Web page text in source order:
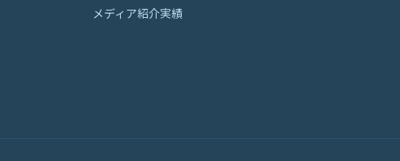
メディア紹介実績